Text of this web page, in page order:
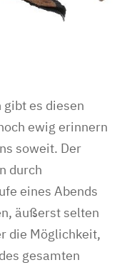
es diesen
ewig erinnern
soweit. Der
durch
eines Abends
äußerst selten
die Möglichkeit,
gesamten